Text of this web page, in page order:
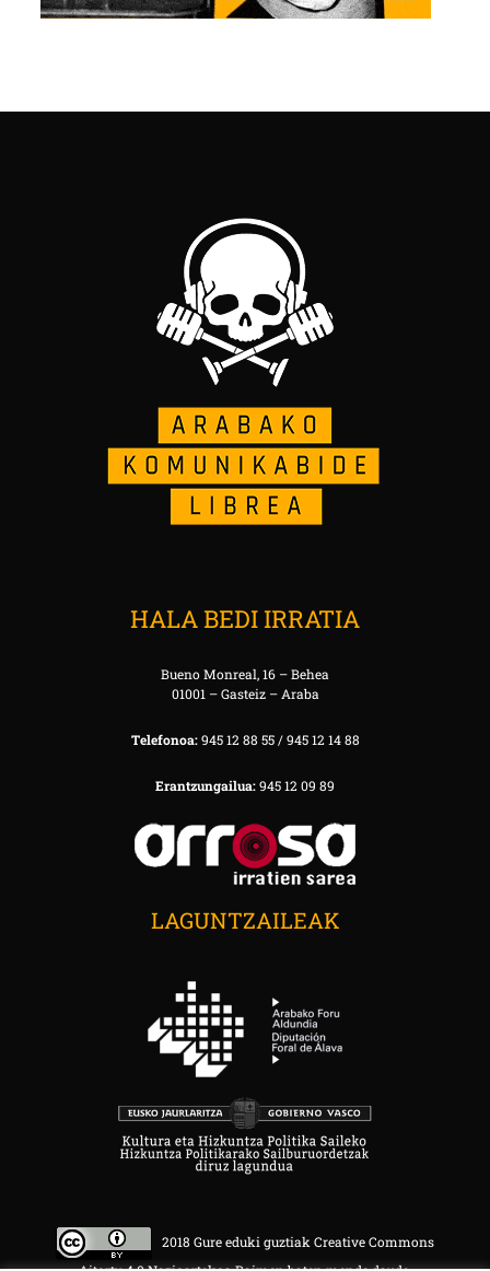
HALA BEDI IRRATIA
Bueno Monreal, 16 – Behea
01001 – Gasteiz – Araba
Telefonoa:945 12 88 55 / 945 12 14 88
Erantzungailua:945 12 09 89
LAGUNTZAILEAK
2018 Gure eduki guztiak Creative Commons